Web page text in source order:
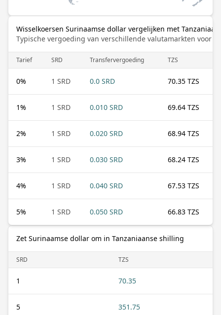
Wisselkoersen Surinaamse dollar vergelijken met
Typische vergoeding van verschillende valutamarkten voor
Tarief SRD Transfervergoeding TZS
0% 1 SRD 0.0 SRD 70.35 TZS
1% 1 SRD 0.010 SRD 69.64 TZS
2% 1 SRD 0.020 SRD 68.94 TZS
3% 1 SRD 0.030 SRD 68.24 TZS
4% 1 SRD 0.040 SRD 67.53 TZS
5% 1 SRD 0.050 SRD 66.83 TZS
Zet Surinaamse dollar om in Tanzaniaanse shilling
SRD TZS
1 70.35
5 351.75